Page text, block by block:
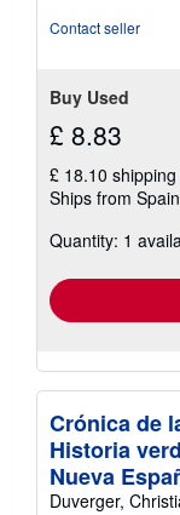
Contact seller
Buy Used
£ 8.83
£ 18.10 shipping
Ships from
Quantity: 1
Crónica de
Historia
Nueva
Duverger,